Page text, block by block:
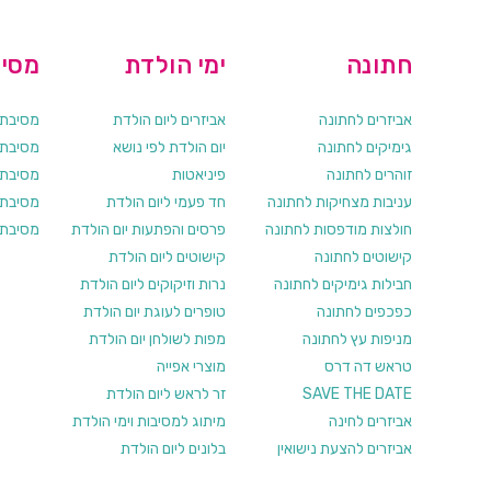
מסיבת
מסיבת
מסיבת
מסיבת
מסיבת
ימי הולדת
אביזרים ליום הולדת
יום הולדת לפי נושא
פיניאטות
חד פעמי ליום הולדת
פרסים והפתעות יום הולדת
קישוטים ליום הולדת
נרות וזיקוקים ליום הולדת
טופרים לעוגת יום הולדת
מפות לשולחן יום הולדת
מוצרי אפייה
זר לראש ליום הולדת
מיתוג למסיבות וימי הולדת
בלונים ליום הולדת
חתונה
אביזרים לחתונה
גימיקים לחתונה
זוהרים לחתונה
עניבות מצחיקות לחתונה
חולצות מודפסות לחתונה
קישוטים לחתונה
חבילות גימיקים לחתונה
כפכפים לחתונה
מניפות עץ לחתונה
טראש דה דרס
SAVE THE DATE
אביזרים לחינה
אביזרים להצעת נישואין